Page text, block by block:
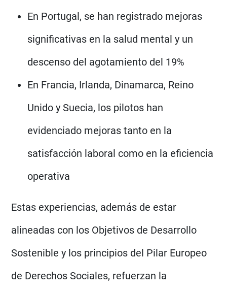
En Portugal, se han registrado mejoras
significativas en la salud mental y un
descenso del agotamiento del 19%
En Francia, Irlanda, Dinamarca, Reino
Unido y Suecia, los pilotos han
evidenciado mejoras tanto en la
satisfacción laboral como en la eficiencia
operativa
Estas experiencias, además de estar
alineadas con los Objetivos de Desarrollo
Sostenible y los principios del Pilar Europeo
de Derechos Sociales, refuerzan la